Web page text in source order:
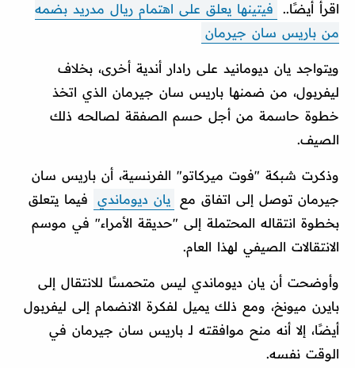
اقرأ أيضًا..
فيتينها يعلق على اهتمام ريال مدريد بضمه
من باريس سان جيرمان
ويتواجد يان ديومانيد على رادار أندية أخرى، بخلاف
ليفربول، من ضمنها باريس سان جيرمان الذي اتخذ
خطوة حاسمة من أجل حسم الصفقة لصالحه ذلك
الصيف.
وذكرت شبكة "فوت ميركاتو" الفرنسية، أن باريس سان
جيرمان توصل إلى اتفاق مع
يان ديوماندي
فيما يتعلق
بخطوة انتقاله المحتملة إلى "حديقة الأمراء" في موسم
الانتقالات الصيفي لهذا العام.
وأوضحت أن يان ديوماندي ليس متحمسًا للانتقال إلى
بايرن ميونخ، ومع ذلك يميل لفكرة الانضمام إلى ليفربول
أيضًا، إلا أنه منح موافقته لـ باريس سان جيرمان في
الوقت نفسه.